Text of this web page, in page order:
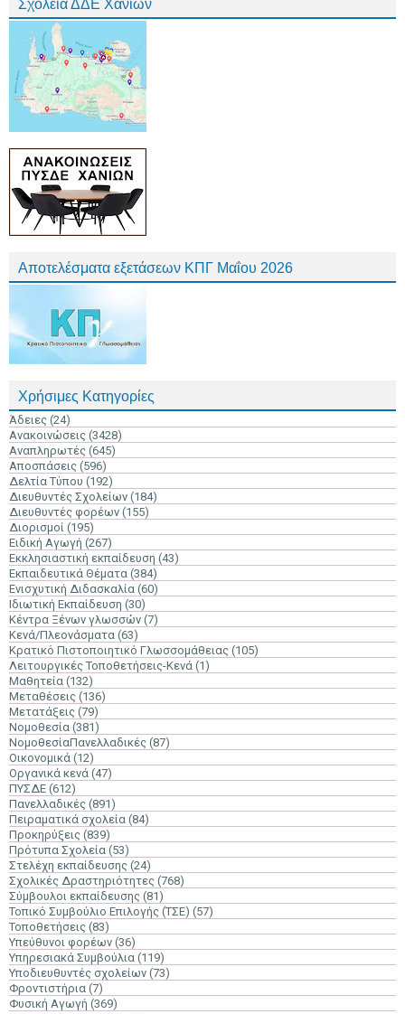
Σχολεία ΔΔΕ Χανίων
Αποτελέσματα εξετάσεων ΚΠΓ Μαΐου 2026
Χρήσιμες Κατηγορίες
Άδειες (24)
Ανακοινώσεις (3428)
Αναπληρωτές (645)
Αποσπάσεις (596)
Δελτία Τύπου (192)
Διευθυντές Σχολείων (184)
Διευθυντές φορέων (155)
Διορισμοί (195)
Ειδική Αγωγή (267)
Εκκλησιαστική εκπαίδευση (43)
Εκπαιδευτικά Θέματα (384)
Ενισχυτική Διδασκαλία (60)
Ιδιωτική Εκπαίδευση (30)
Κέντρα Ξένων γλωσσών (7)
Κενά/Πλεονάσματα (63)
Κρατικό Πιστοποιητικό Γλωσσομάθειας (105)
Λειτουργικές Τοποθετήσεις-Κενά (1)
Μαθητεία (132)
Μεταθέσεις (136)
Μετατάξεις (79)
Νομοθεσία (381)
ΝομοθεσίαΠανελλαδικές (87)
Οικονομικά (12)
Οργανικά κενά (47)
ΠΥΣΔΕ (612)
Πανελλαδικές (891)
Πειραματικά σχολεία (84)
Προκηρύξεις (839)
Πρότυπα Σχολεία (53)
Στελέχη εκπαίδευσης (24)
Σχολικές Δραστηριότητες (768)
Σύμβουλοι εκπαίδευσης (81)
Τοπικό Συμβούλιο Επιλογής (ΤΣΕ) (57)
Τοποθετήσεις (83)
Υπεύθυνοι φορέων (36)
Υπηρεσιακά Συμβούλια (119)
Υποδιευθυντές σχολείων (73)
Φροντιστήρια (7)
Φυσική Αγωγή (369)